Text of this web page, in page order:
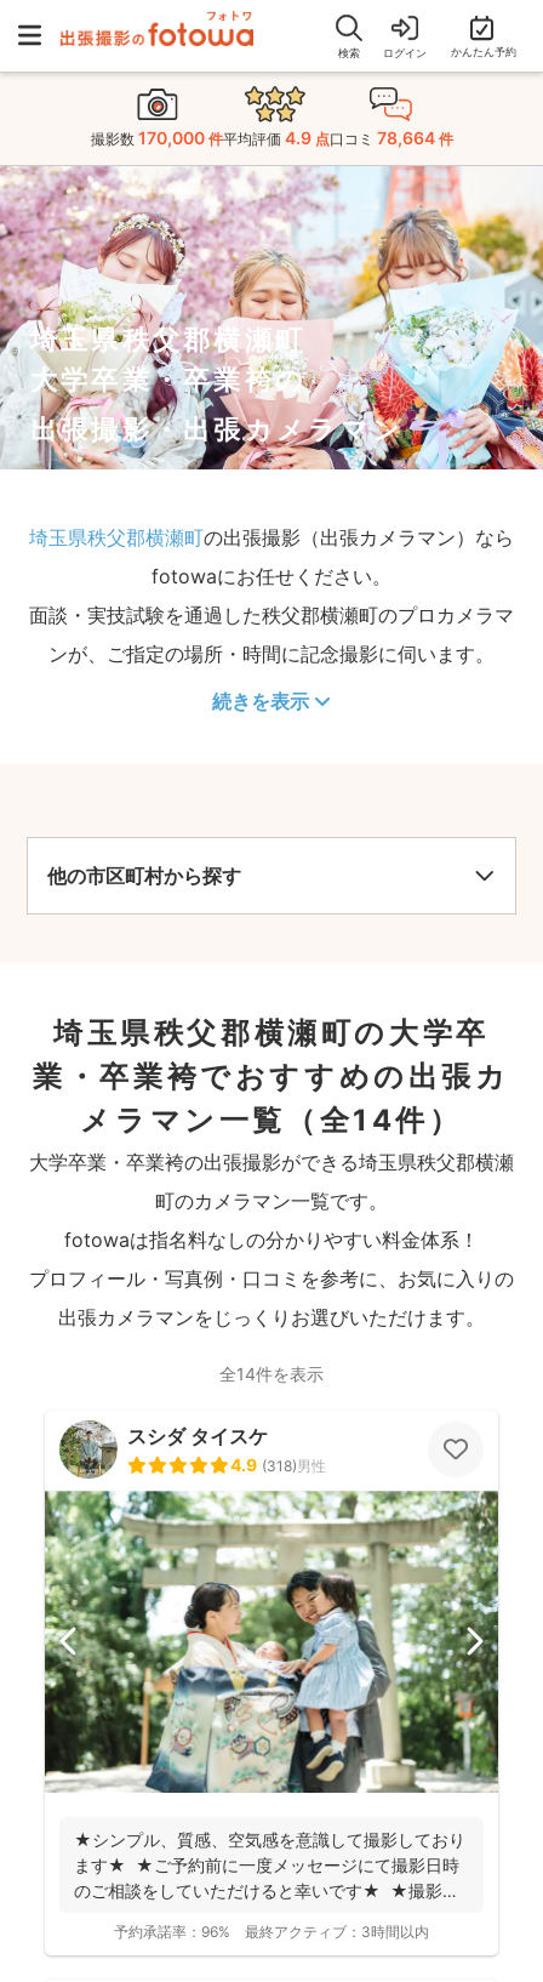
検索 ログイン かんたん予約
撮影数 170,000 件平均評価 4.9 点口コミ 78,664 件
埼玉県秩父郡横瀬町
大学卒業・卒業袴の
出張撮影・出張カメラマン
埼玉県秩父郡横瀬町の出張撮影（出張カメラマン）なら
fotowaにお任せください。
面談・実技試験を通過した秩父郡横瀬町のプロカメラマ
ンが、ご指定の場所・時間に記念撮影に伺います。
続きを表示
他の市区町村から探す
埼玉県秩父郡横瀬町の大学卒
業・卒業袴でおすすめの出張カ
メラマン一覧
（全14件）
大学卒業・卒業袴の出張撮影ができる埼玉県秩父郡横瀬
町のカメラマン一覧です。
fotowaは指名料なしの分かりやすい料金体系！
プロフィール・写真例・口コミを参考に、お気に入りの
出張カメラマンをじっくりお選びいただけます。
全14件を表示
スシダ タイスケ
4.9 (318)男性
★シンプル、質感、空気感を意識して撮影しており
ます★ ★ご予約前に一度メッセージにて撮影日時
のご相談をしていただけると幸いです★ ★撮影に
予約承諾率： 96% 最終アクティブ： 3時間以内